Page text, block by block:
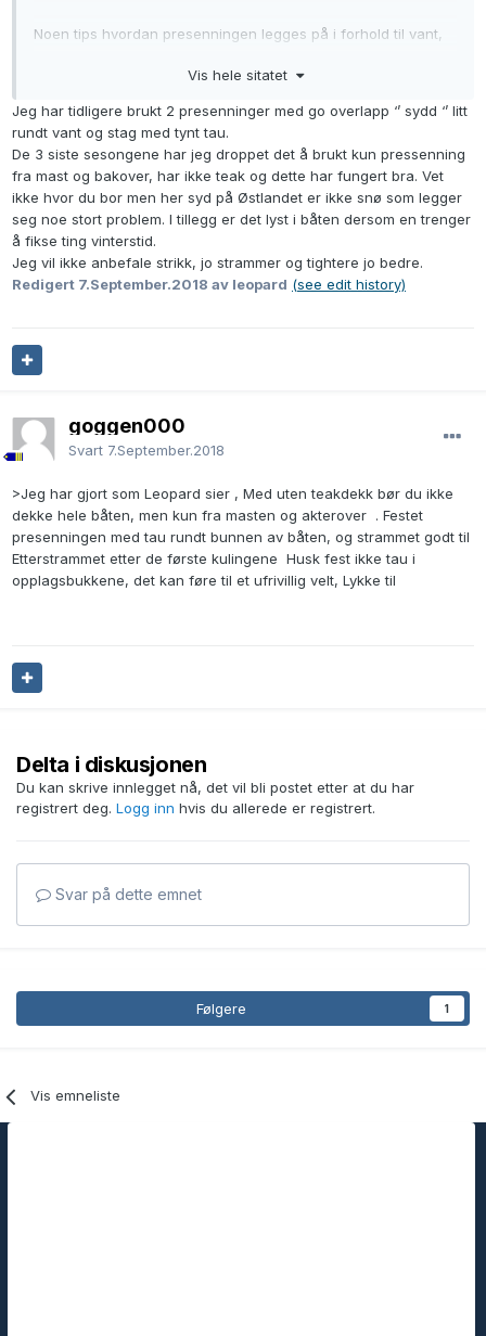
Noen tips hvordan presenningen legges på i forhold til vant,
Tenkte å dra tau under båten for å feste, noen sier strikk er
bedre. Forslag til hvor slik strikk kan anskaffes?
Vis hele sitatet
Jeg har tidligere brukt 2 presenninger med go overlapp ‘’ sydd ‘’ litt
rundt vant og stag med tynt tau.
De 3 siste sesongene har jeg droppet det å brukt kun pressenning
fra mast og bakover, har ikke teak og dette har fungert bra. Vet
ikke hvor du bor men her syd på Østlandet er ikke snø som legger
seg noe stort problem. I tillegg er det lyst i båten dersom en trenger
å fikse ting vinterstid.
Jeg vil ikke anbefale strikk, jo strammer og tightere jo bedre.
Redigert 7.September.2018 av leopard (see edit history)
goggen000
Svart 7.September.2018
>Jeg har gjort som Leopard sier , Med uten teakdekk bør du ikke
dekke hele båten, men kun fra masten og akterover . Festet
presenningen med tau rundt bunnen av båten, og strammet godt til
Etterstrammet etter de første kulingene Husk fest ikke tau i
opplagsbukkene, det kan føre til et ufrivillig velt, Lykke til
Delta i diskusjonen
Du kan skrive innlegget nå, det vil bli postet etter at du har
registrert deg. Logg inn hvis du allerede er registrert.
Svar på dette emnet
Følgere 1
Vis emneliste